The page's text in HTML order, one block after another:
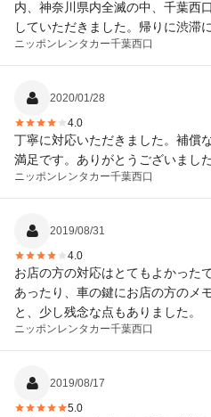
内、神奈川県内全滅の中、千葉西
していただきました。帰りに渋滞
ないかと焦りました、10分ほど経
ただき、ご丁寧に電話対応してい
ニッポンレンタカー千葉西口
2020/01/28
4.0
丁寧に対応いただきました。補償
満足です。ありがとうございました
ニッポンレンタカー千葉西口
2019/08/31
4.0
お店の方の対応はとてもよかった
あったり、車の鍵にお店の方のメ
と、少し残念な点もありました。
ニッポンレンタカー千葉西口
2019/08/17
5.0